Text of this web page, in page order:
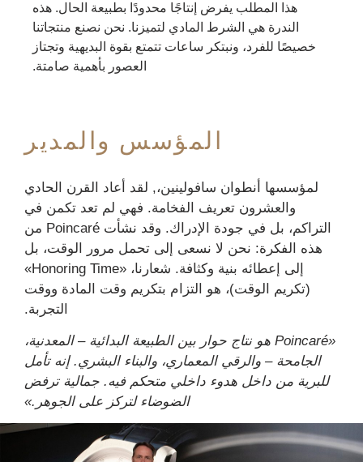
هذا المطلب يفرض إنتاجًا محدودًا بطبيعة الحال. هذه
الندرة هي الشرط المادي لتميزنا. نحن نصنع منتجاتنا
خصيصًا للفرد، ونبتكر ساعات تتمتع بقوة البديهية وتجتاز
العصور بأهمية صامتة.
المؤسس والمدير
لمؤسسها أنطوان سافولينين،, لقد أعاد القرن الحادي
والعشرون تعريف الفخامة. فهي لم تعد تكمن في
التراكم، بل في جودة الإدراك. وقد نشأت Poincaré من
هذه الفكرة: نحن لا نسعى إلى تحمل مرور الوقت، بل
إلى إعطائه بنية وكثافة. شعارنا، «Honoring Time»
(تكريم الوقت)، هو التزام بتكريم وقت المادة ووقت
التجربة.
«Poincaré هو نتاج حوار بين الطبيعة البدائية – المعدنية،
الجامحة – والرقي المعماري، والبناء البشري. إنه تأمل
للبرية من داخل هدوء داخلي متحكم فيه. جمالية ترفض
الضوضاء لتركز على الجوهر.»